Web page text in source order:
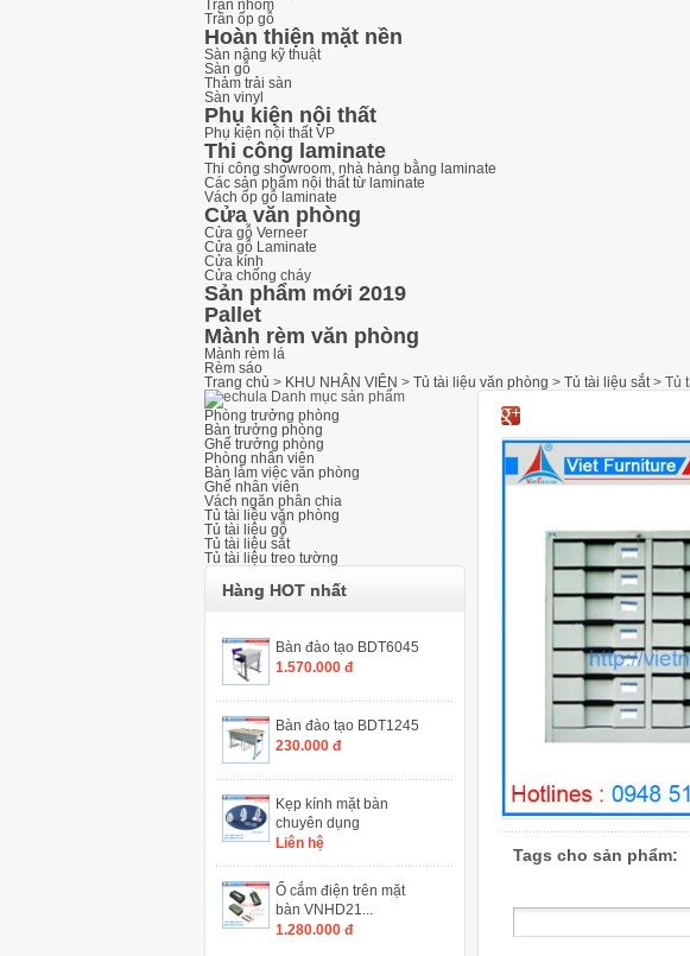
Trần nhôm
Trần ốp gỗ
Hoàn thiện mặt nền
Sàn nâng kỹ thuật
Sàn gỗ
Thảm trải sàn
Sàn vinyl
Phụ kiện nội thất
Phụ kiện nội thất VP
Thi công laminate
Thi công showroom, nhà hàng bằng laminate
Các sản phẩm nội thất từ laminate
Vách ốp gỗ laminate
Cửa văn phòng
Cửa gỗ Verneer
Cửa gỗ Laminate
Cửa kính
Cửa chống cháy
Sản phẩm mới 2019
Pallet
Mành rèm văn phòng
Mành rèm lá
Rèm sáo
Trang chủ > KHU NHÂN VIÊN > Tủ tài liệu văn phòng > Tủ tài liệu sắt > Tủ
Tags cho sản phẩm:
Danh mục sản phẩm
Phòng trưởng phòng
Bàn trưởng phòng
Ghế trưởng phòng
Phòng nhân viên
Bàn làm việc văn phòng
Ghế nhân viên
Vách ngăn phân chia
Tủ tài liệu văn phòng
Tủ tài liệu gỗ
Tủ tài liệu sắt
Tủ tài liệu treo tường
Hàng HOT nhất
Bàn đào tạo BDT6045
1.570.000 đ
Bàn đào tạo BDT1245
230.000 đ
Kẹp kính mặt bàn
chuyên dụng
Liên hệ
Ổ cắm điện trên mặt
bàn VNHD21...
1.280.000 đ